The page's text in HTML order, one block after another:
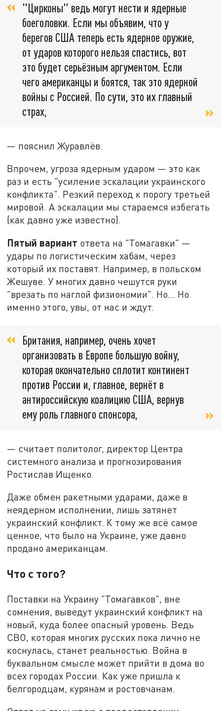
"Цирконы" ведь могут нести и ядерные
боеголовки. Если мы объявим, что у
берегов США теперь есть ядерное оружие,
от ударов которого нельзя спастись, вот
это будет серьёзным аргументом. Если
чего американцы и боятся, так это ядерной
войны с Россией. По сути, это их главный
страх,
— пояснил Журавлёв.
Впрочем, угроза ядерным ударом — это как
раз и есть "усиление эскалации украинского
конфликта". Резкий переход к порогу третьей
мировой. А эскалации мы стараемся избегать
(как давно уже известно).
Пятый вариант ответа на "Томагавки" —
удары по логистическим хабам, через
который их поставят. Например, в польском
Жешуве. У многих давно чешутся руки
"врезать по наглой физиономии". Но... Но
именно этого, увы, от нас и ждут.
Британия, например, очень хочет
организовать в Европе большую войну,
которая окончательно сплотит континент
против России и, главное, вернёт в
антироссийскую коалицию США, вернув
ему роль главного спонсора,
— считает политолог, директор Центра
системного анализа и прогнозирования
Ростислав Ищенко.
Даже обмен ракетными ударами, даже в
неядерном исполнении, лишь затянет
украинский конфликт. К тому же всё самое
ценное, что было на Украине, уже давно
продано американцам.
Что с того?
Поставки на Украину "Томагавков", вне
сомнения, выведут украинский конфликт на
новый, куда более опасный уровень. Ведь
СВО, которая многих русских пока лично не
коснулась, станет реальностью. Война в
буквальном смысле может прийти в дома во
всех городах России. Как уже пришла к
белгородцам, курянам и ростовчанам.